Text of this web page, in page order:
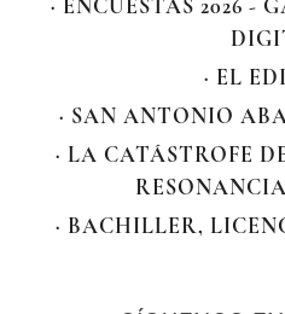
· ENCUESTAS 2026 -
· EL
· SAN ANTONIO
· LA CATÁSTROFE
· BACHILLER,